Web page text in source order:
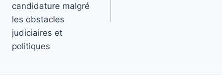
candidature malgré
les obstacles
judiciaires et
politiques